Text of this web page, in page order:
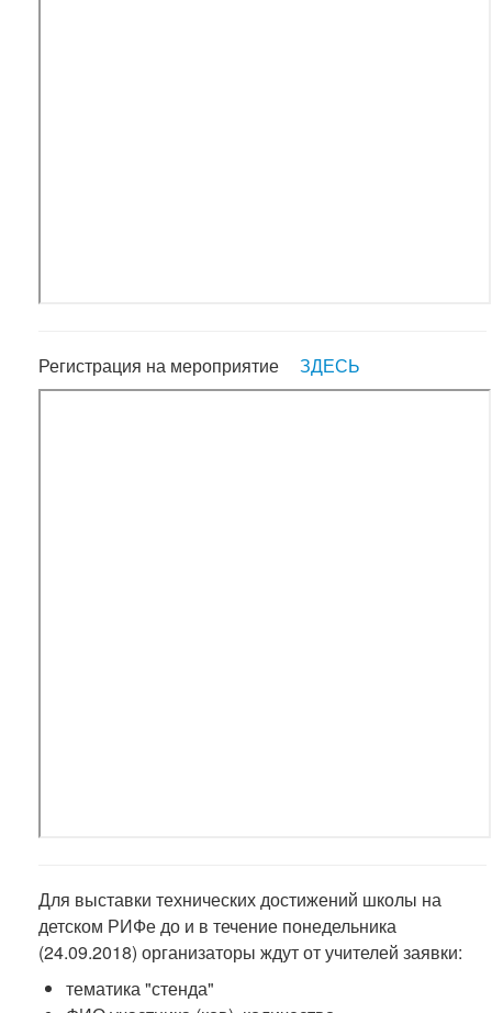
Регистрация на мероприятие ЗДЕСЬ
Для выставки технических достижений школы на
детском РИФе до и в течение понедельника
(24.09.2018) организаторы ждут от учителей заявки:
тематика "стенда"